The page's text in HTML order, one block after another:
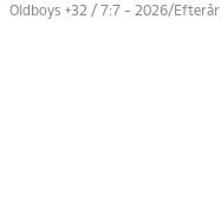
Oldboys +32 / 7:7 - 2026/Efterår